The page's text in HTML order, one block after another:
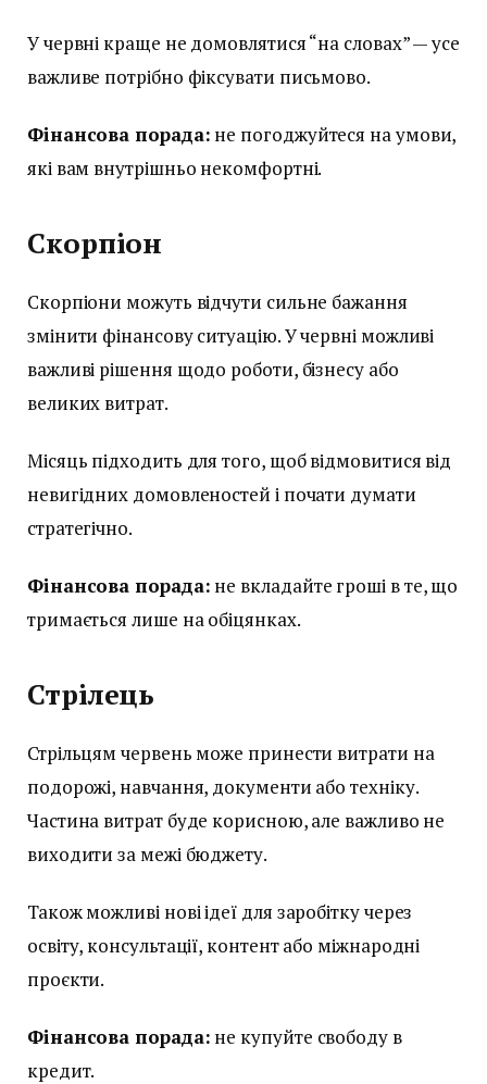
У червні краще не домовлятися “на словах” — усе
важливе потрібно фіксувати письмово.
Фінансова порада: не погоджуйтеся на умови,
які вам внутрішньо некомфортні.
Скорпіон
Скорпіони можуть відчути сильне бажання
змінити фінансову ситуацію. У червні можливі
важливі рішення щодо роботи, бізнесу або
великих витрат.
Місяць підходить для того, щоб відмовитися від
невигідних домовленостей і почати думати
стратегічно.
Фінансова порада: не вкладайте гроші в те, що
тримається лише на обіцянках.
Стрілець
Стрільцям червень може принести витрати на
подорожі, навчання, документи або техніку.
Частина витрат буде корисною, але важливо не
виходити за межі бюджету.
Також можливі нові ідеї для заробітку через
освіту, консультації, контент або міжнародні
проєкти.
Фінансова порада: не купуйте свободу в
кредит.